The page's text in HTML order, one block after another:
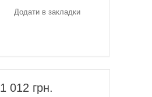
Додати в закладки
1 012 грн.